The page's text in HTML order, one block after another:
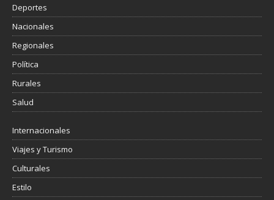
Deportes
Nacionales
Regionales
Política
Rurales
Salud
Internacionales
Viajes y Turismo
Culturales
Estilo